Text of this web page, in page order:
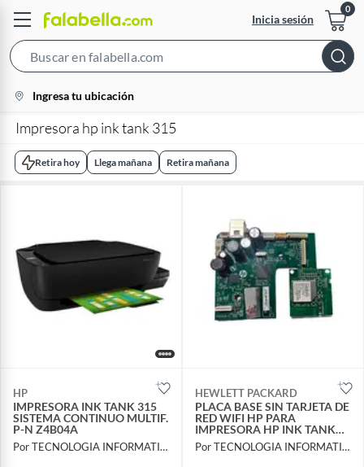
Inicia sesión
Bar
location-
icon
Ingresa tu ubicación
Impresora hp ink tank 315
Retira hoy Llega mañana Retira mañana
HP
IMPRESORA INK TANK 315
SISTEMA CONTINUO MULTIF.
P-N Z4B04A
Por TECNOLOGIA INFORMATICA Y CONSULTORIA
HEWLETT PACKARD
PLACA BASE SIN TARJETA DE
RED WIFI HP PARA
IMPRESORA HP INK TANK
315
Por TECNOLOGIA INFORMATICA Y CONSULTORIA